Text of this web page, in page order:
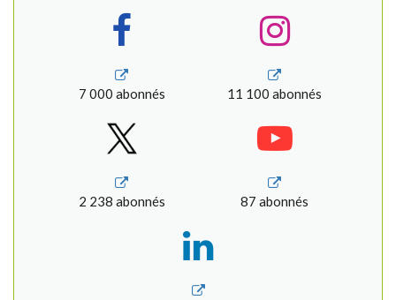
7 000 abonnés 11 100 abonnés
2 238 abonnés 87 abonnés